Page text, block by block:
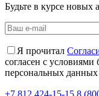
Будьте в курсе
Я прочитал
согласен с условиями
персональных данных
+7 812 424-15-15 8